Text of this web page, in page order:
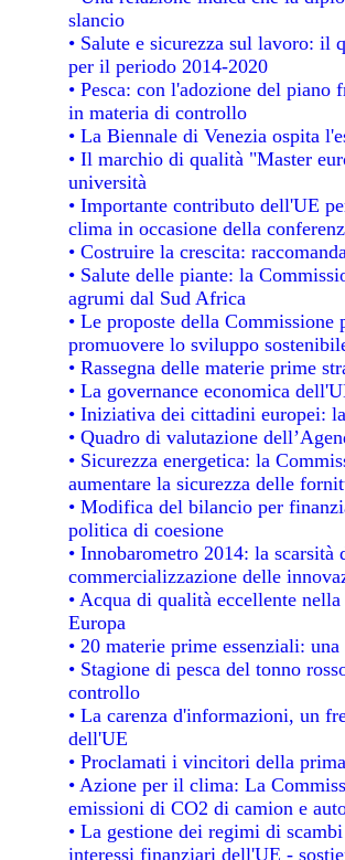
slancio
• Salute e sicurezza sul lavoro:
per il periodo 2014-2020
• Pesca: con l'adozione del
in materia di controllo
• La Biennale di Venezia ospita
• Il marchio di qualità "Master
università
• Importante contributo dell'UE
clima in occasione della
• Costruire la crescita:
• Salute delle piante: la
agrumi dal Sud Africa
• Le proposte della
promuovere lo sviluppo
• Rassegna delle materie prime
• La governance economica
• Iniziativa dei cittadini europei:
• Quadro di valutazione
• Sicurezza energetica: la
aumentare la sicurezza delle
• Modifica del bilancio per
politica di coesione
• Innobarometro 2014: la
commercializzazione delle
• Acqua di qualità eccellente
Europa
• 20 materie prime essenziali:
• Stagione di pesca del tonno
controllo
• La carenza d'informazioni, un
dell'UE
• Proclamati i vincitori della
• Azione per il clima: La
emissioni di CO2 di camion e
• La gestione dei regimi di
interessi finanziari dell'UE -